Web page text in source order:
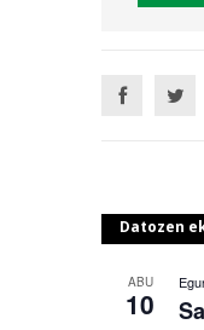
Datozen
ABU
10